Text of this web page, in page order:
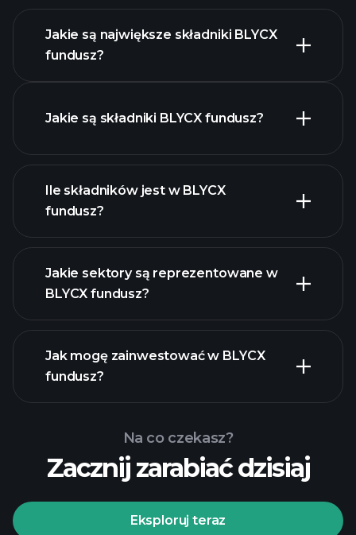
zaawansowanym wykresie
Jakie są największe składniki BLYCX
fundusz?
holdings
Jakie są składniki BLYCX fundusz?
holdings
Ile składników jest w BLYCX
fundusz?
Jakie sektory są reprezentowane w
BLYCX fundusz?
Jak mogę zainwestować w BLYCX
fundusz?
Na co czekasz?
Zacznij zarabiać dzisiaj
Eksploruj teraz